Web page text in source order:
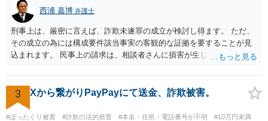
西浦 嘉博 弁護士
刑事上は、厳密に言えば、詐欺未遂罪の成立が検討し得ます。 ただ、
その成立の為には構成要件該当事実の客観的な証拠を要することが見
込まれます。 民事上の請求は、相談者さんに損害が生じていない以
い場合、最寄りの法律事務所での相談を検討ください。 上記、ご参考
ください。
3 Xから繋がりPayPayにて送金、詐欺被害。
#ぼったくり被害 #詐欺の法的措置 #本名・住所・電話番号が不明
#10万円未満